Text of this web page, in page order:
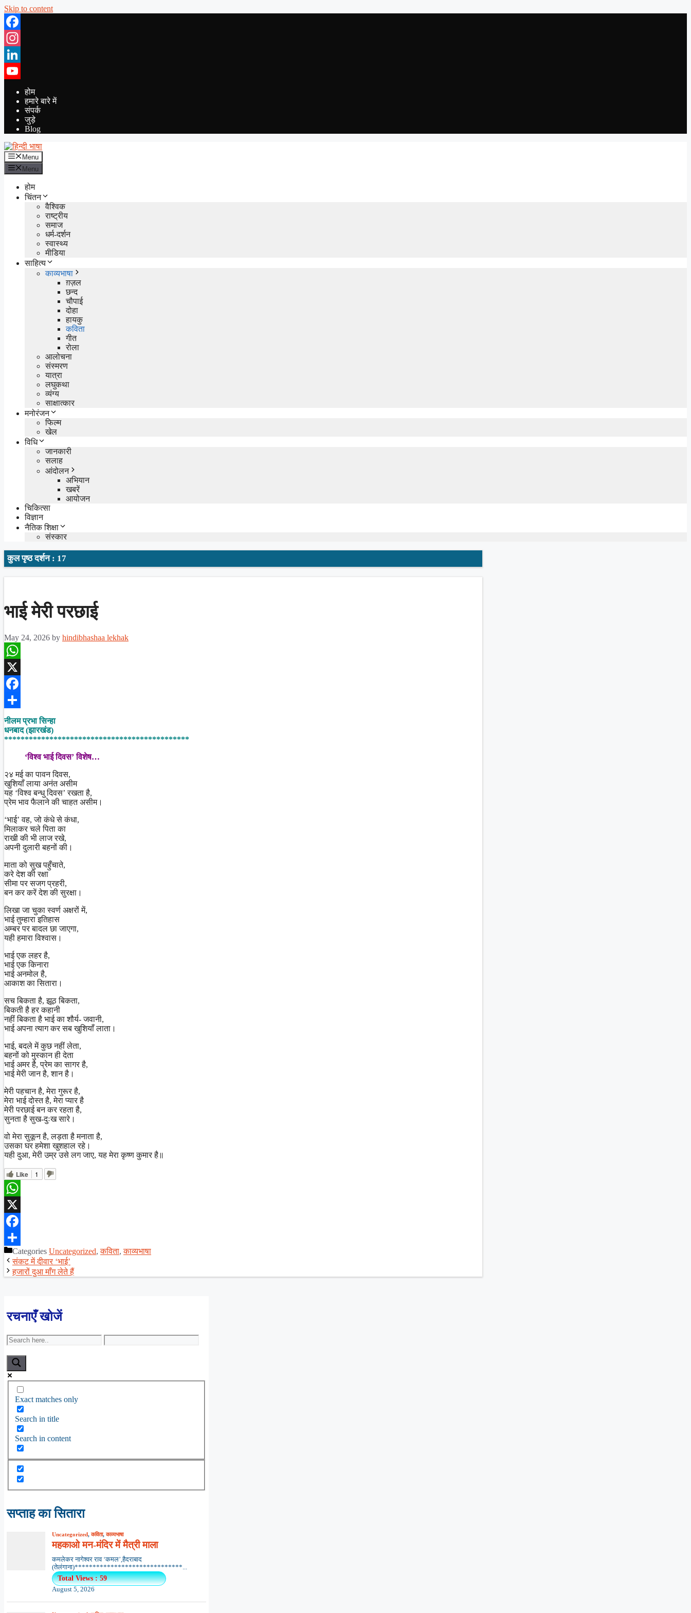
Skip to content
Facebook
Instagram
LinkedIn
YouTube
होम
हमारे बारे में
संपर्क
जुड़े
Blog
Menu
Menu
होम
चिंतन
वैश्विक
राष्ट्रीय
समाज
धर्म-दर्शन
स्वास्थ्य
मीडिया
साहित्य
काव्यभाषा
ग़ज़ल
छन्द
चौपाई
दोहा
हायकु
कविता
गीत
रोला
आलोचना
संस्मरण
यात्रा
लघुकथा
व्यंग्य
साक्षात्कार
मनोरंजन
फिल्म
खेल
विधि
जानकारी
सलाह
आंदोलन
अभियान
खबरें
आयोजन
चिकित्सा
विज्ञान
नैतिक शिक्षा
संस्कार
कुल पृष्ठ दर्शन : 17
भाई मेरी परछाई
May 24, 2026 by hindibhashaa lekhak
WhatsApp
X
Facebook
Share
नीलम प्रभा सिन्हा
धनबाद (झारखंड)
*********************************************
‘विश्व भाई दिवस’ विशेष…
२४ मई का पावन दिवस,
खुशियाँ लाया अनंत असीम
यह ‘विश्व बन्धु दिवस’ रखता है,
प्रेम भाव फैलाने की चाहत असीम।
‘भाई’ वह, जो कंधे से कंधा,
मिलाकर चले पिता का
राखी की भी लाज रखे,
अपनी दुलारी बहनों की।
माता को सुख पहुँचाते,
करे देश की रक्षा
सीमा पर सजग प्रहरी,
बन कर करें देश की सुरक्षा।
लिखा जा चुका स्वर्ण अक्षरों में,
भाई तुम्हारा इतिहास
अम्बर पर बादल छा जाएगा,
यही हमारा विश्वास।
भाई एक लहर है,
भाई एक किनारा
भाई अनमोल है,
आकाश का सितारा।
सच बिकता है, झूठ बिकता,
बिकती है हर कहानी
नहीं बिकता है भाई का शौर्य- जवानी,
भाई अपना त्याग कर सब खुशियाँ लाता।
भाई, बदले में कुछ नहीं लेता,
बहनों को मुस्कान ही देता
भाई अमर है, प्रेम का सागर है,
भाई मेरी जान है, शान है।
मेरी पहचान है, मेरा गुरूर है,
मेरा भाई दोस्त है, मेरा प्यार है
मेरी परछाई बन कर रहता है,
सुनता है सुख-दुःख सारे।
वो मेरा सुकून है, लड़ता है मनाता है,
उसका घर हमेशा खुशहाल रहे।
यही दुआ, मेरी उम्र उसे लग जाए, यह मेरा कृष्ण कुमार है॥
Like 1
WhatsApp
X
Facebook
ShareCategories Uncategorized,कविता,काव्यभाषा
संकट में दीवार ‘भाई’
हजारों दुआ माँग लेते हैं
रचनाएँ खोजें
Exact matches only
Search in title
Search in content
सप्ताह का सितारा
Uncategorized,कविता,काव्यभाषा
महकाओ मन-मंदिर में मैत्री माला
कमलेकर नागेश्वर राव ‘कमल’,हैदराबाद
(तेलंगाना)******************************...
Total Views : 59
August 5, 2026